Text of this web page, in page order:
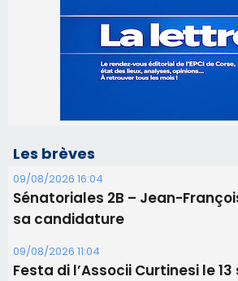
09/08/2026 16:04
Sénatoriales 2B – Jean-
sa candidature
Festa di l’Associi Curtinesi le
06/08/2026 15:57
Ucciani – Marché des
11 août
06/08/2026 15:25
Corte – L’association A Nuciola
projection sous les étoiles